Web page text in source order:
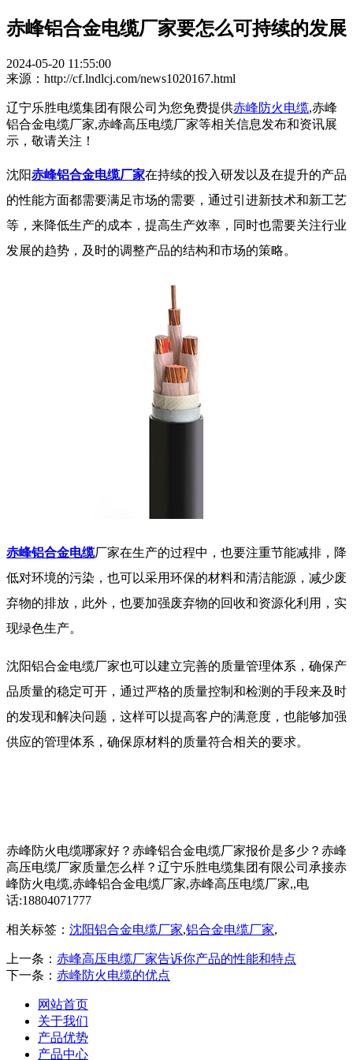
赤峰铝合金电缆厂家要怎么可持续的发展
2024-05-20 11:55:00
来源：http://cf.lndlcj.com/news1020167.html
辽宁乐胜电缆集团有限公司为您免费提供赤峰防火电缆,赤峰
铝合金电缆厂家,赤峰高压电缆厂家等相关信息发布和资讯展
示，敬请关注！
沈阳赤峰铝合金电缆厂家在持续的投入研发以及在提升的产品
的性能方面都需要满足市场的需要，通过引进新技术和新工艺
等，来降低生产的成本，提高生产效率，同时也需要关注行业
发展的趋势，及时的调整产品的结构和市场的策略。
赤峰铝合金电缆厂家在生产的过程中，也要注重节能减排，降
低对环境的污染，也可以采用环保的材料和清洁能源，减少废
弃物的排放，此外，也要加强废弃物的回收和资源化利用，实
现绿色生产。
沈阳铝合金电缆厂家也可以建立完善的质量管理体系，确保产
品质量的稳定可开，通过严格的质量控制和检测的手段来及时
的发现和解决问题，这样可以提高客户的满意度，也能够加强
供应的管理体系，确保原材料的质量符合相关的要求。
赤峰防火电缆哪家好？赤峰铝合金电缆厂家报价是多少？赤峰
高压电缆厂家质量怎么样？辽宁乐胜电缆集团有限公司承接赤
峰防火电缆,赤峰铝合金电缆厂家,赤峰高压电缆厂家,,电
话:18804071777
相关标签： 沈阳铝合金电缆厂家,铝合金电缆厂家,
上一条： 赤峰高压电缆厂家告诉你产品的性能和特点
下一条： 赤峰防火电缆的优点
网站首页
关于我们
产品优势
产品中心